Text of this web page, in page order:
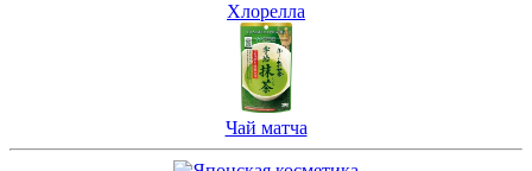
Хлорелла
Чай матча